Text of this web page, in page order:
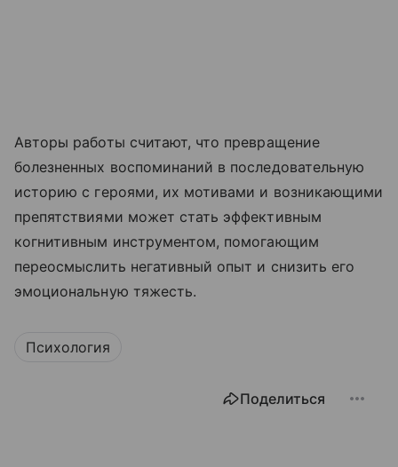
Авторы работы считают, что превращение
болезненных воспоминаний в последовательную
историю с героями, их мотивами и возникающими
препятствиями может стать эффективным
когнитивным инструментом, помогающим
переосмыслить негативный опыт и снизить его
эмоциональную тяжесть.
Психология
Поделиться